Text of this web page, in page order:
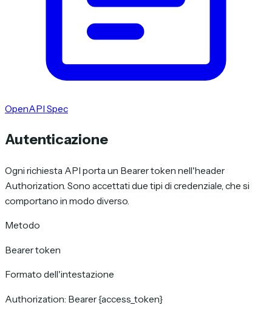
OpenAPI Spec
Autenticazione
Ogni richiesta API porta un Bearer token nell'header
Authorization. Sono accettati due tipi di credenziale, che si
comportano in modo diverso.
Metodo
Bearer token
Formato dell'intestazione
Authorization: Bearer {access_token}